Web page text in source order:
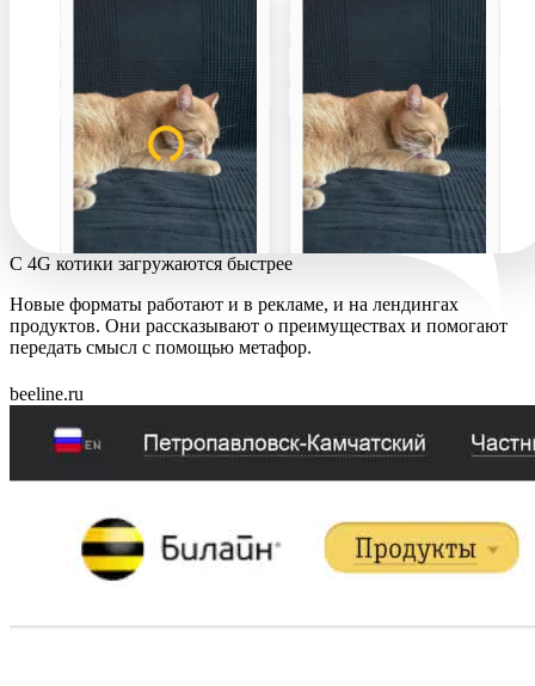
С 4G котики загружаются быстрее
Новые форматы работают и в рекламе, и на лендингах
продуктов. Они рассказывают о преимуществах и помогают
передать смысл с помощью метафор.
beeline.ru